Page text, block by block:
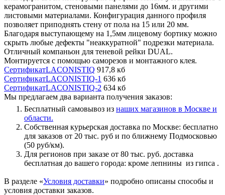
керамогранитом, стеновыми панелями до 16мм. и другими
листовыми материалами. Конфигурация данного профиля
позволяет приподнять стену от пола на 15 или 20 мм.
Благодаря выступающему на 1,5мм лицевому бортику можно
скрыть любые дефекты "неаккуратной" подрезки материала.
Отличный компаньон для теневой рейки DUAL.
Монтируется с помощью саморезов и монтажного клея.
СертификатLACONISTIQ 917,8 кб
СертификатLACONISTIQ-1 636 кб
СертификатLACONISTIQ-2 634 кб
Мы предлагаем два варианта получения заказов:
Бесплатный самовывоз из наших магазинов в Москве и
области.
Собственная курьерская доставка по Москве: бесплатно
для заказов от 20 тыс. руб и по ближнему Подмосковью
(50 руб/км).
Для регионов при заказе от 80 тыс. руб. доставка
бесплатная до вашего города: кроме лепнины из гипса .
В разделе «Условия доставки» подробно описаны способы и
условия доставки заказов.